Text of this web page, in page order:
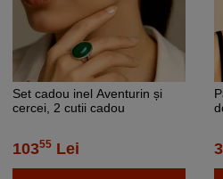
Set cadou inel Aventurin și
cercei, 2 cutii cadou
10355 Lei